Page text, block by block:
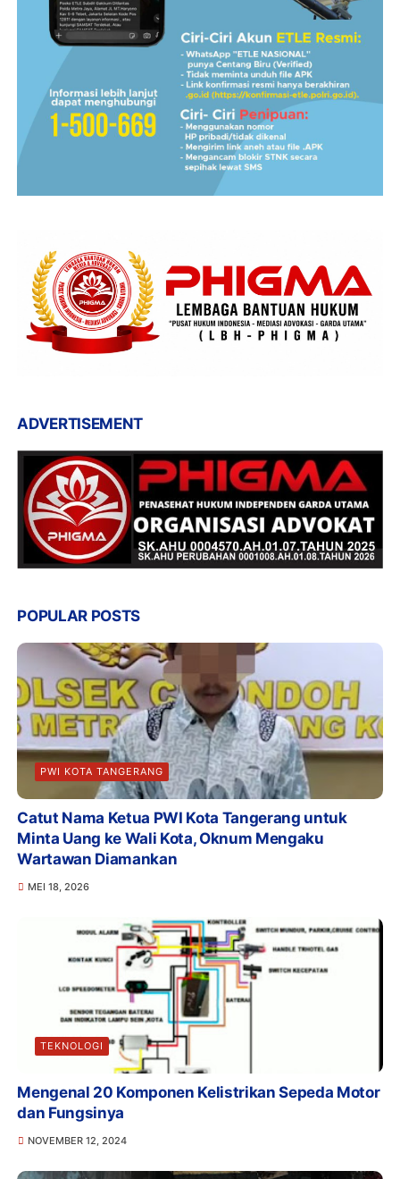
ADVERTISEMENT
POPULAR POSTS
PWI KOTA TANGERANG
Catut Nama Ketua PWI Kota Tangerang untuk
Minta Uang ke Wali Kota, Oknum Mengaku
Wartawan Diamankan
MEI 18, 2026
TEKNOLOGI
Mengenal 20 Komponen Kelistrikan Sepeda Motor
dan Fungsinya
NOVEMBER 12, 2024